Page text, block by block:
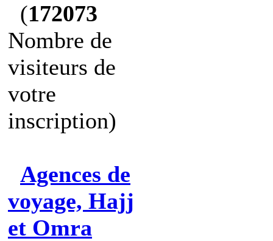
(172073
Nombre de
visiteurs de
votre
inscription)
Agences de
voyage, Hajj
et Omra